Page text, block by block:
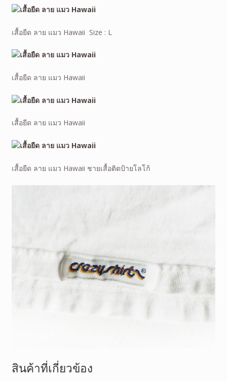
เสื้อยืด ลาย แมว Hawaii Size : L
เสื้อยืด ลาย แมว Hawaii
เสื้อยืด ลาย แมว Hawaii
เสื้อยืด ลาย แมว Hawaii ชายเสื้อติดป้ายโลโก้
สินค้าที่เกี่ยวข้อง